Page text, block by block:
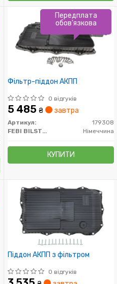
Фільтр-піддон АКПП
0 відгуків
5 485 ₴ завтра
Артикул:
179308
FEBI BILSTEIN
Німеччина
КУПИТИ
Передплата
обов'язкова
Піддон АКПП з фільтром
0 відгуків